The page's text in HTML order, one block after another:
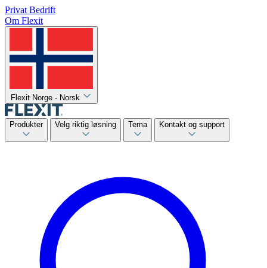
Privat Bedrift
Om Flexit
Flexit Norge - Norsk
Produkter Velg riktig løsning Tema Kontakt og support